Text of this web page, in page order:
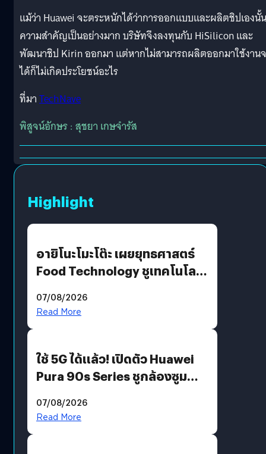
แม้ว่า Huawei จะตระหนักได้ว่าการออกแบบและผลิตชิปเองนั้
ความสำคัญเป็นอย่างมาก บริษัทจึงลงทุนกับ HiSilicon และ
พัฒนาชิป Kirin ออกมา แต่หากไม่สามารถผลิตออกมาใช้งาน
ได้ก็ไม่เกิดประโยชน์อะไร
ที่มาTechNave
พิสูจน์อักษร : สุชยา เกษจำรัส
Highlight
อายิโนะโมะโต๊ะ เผยยุทธศาสตร์
Food Technology ชูเทคโนโลยี
บริโภคและ B2B
07/08/2026
Read More
ใช้ 5G ได้แล้ว! เปิดตัว Huawei
Pura 90s Series ชูกล้องซูม
07/08/2026
Read More